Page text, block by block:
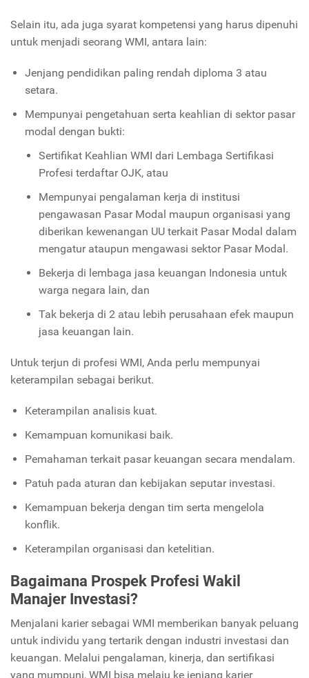
Selain itu, ada juga syarat kompetensi yang harus dipenuhi
untuk menjadi seorang WMI, antara lain:
Jenjang pendidikan paling rendah diploma 3 atau
setara.
Mempunyai pengetahuan serta keahlian di sektor pasar
modal dengan bukti:
Sertifikat Keahlian WMI dari Lembaga Sertifikasi
Profesi terdaftar OJK, atau
Mempunyai pengalaman kerja di institusi
pengawasan Pasar Modal maupun organisasi yang
diberikan kewenangan UU terkait Pasar Modal dalam
mengatur ataupun mengawasi sektor Pasar Modal.
Bekerja di lembaga jasa keuangan Indonesia untuk
warga negara lain, dan
Tak bekerja di 2 atau lebih perusahaan efek maupun
jasa keuangan lain.
Untuk terjun di profesi WMI, Anda perlu mempunyai
keterampilan sebagai berikut.
Keterampilan analisis kuat.
Kemampuan komunikasi baik.
Pemahaman terkait pasar keuangan secara mendalam.
Patuh pada aturan dan kebijakan seputar investasi.
Kemampuan bekerja dengan tim serta mengelola
konflik.
Keterampilan organisasi dan ketelitian.
Bagaimana Prospek Profesi Wakil
Manajer Investasi?
Menjalani karier sebagai WMI memberikan banyak peluang
untuk individu yang tertarik dengan industri investasi dan
keuangan. Melalui pengalaman, kinerja, dan sertifikasi
yang mumpuni, WMI bisa melaju ke jenjang karier